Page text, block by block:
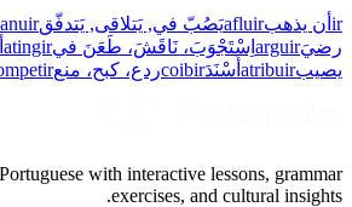
ir أن يذهبafluirيَصُبّ في, يَتلاقى, يَتدفّقanuir
رضيَarguir اِسْتَجْوَبَ، نَاقَشَ، طَعَنَ فيatingir
يصيبatribuir أَسْنَدَcoibirردع، كبح، منع
with interactive lessons, grammar
exercises, and cultural insights.